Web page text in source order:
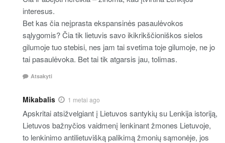
interesus.
Bet kas čia neįprasta ekspansinės pasaulėvokos
sąlygomis? Čia tik lietuvis savo ikikrikščioniškos sielos
gilumoje tuo stebisi, nes jam tai svetima toje gilumoje, ne jo
tai pasaulėvoka. Bet tai tik atgarsis jau, tolimas.
Atsakyti
Mikabalis 1 metai ago
Apskritai atsižvelgiant į Lietuvos santykių su Lenkija istoriją,
Lietuvos bažnyčios vaidmenį lenkinant žmones Lietuvoje,
to lenkinimo antilietuvišką palikimą žmonių sąmonėje, jos